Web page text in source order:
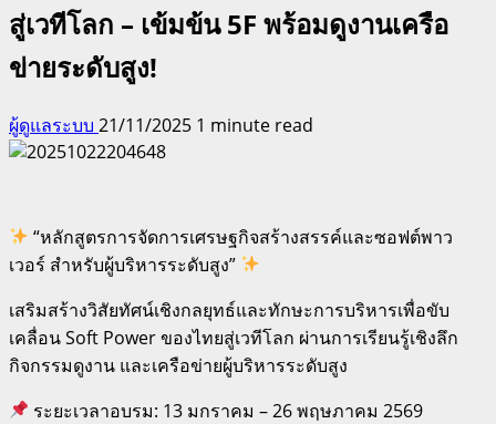
สู่เวทีโลก – เข้มข้น 5F พร้อมดูงานเครือ
ข่ายระดับสูง!
ผู้ดูแลระบบ 21/11/2025 1 minute read
“หลักสูตรการจัดการเศรษฐกิจสร้างสรรค์และซอฟต์พาว
เวอร์ สำหรับผู้บริหารระดับสูง”
เสริมสร้างวิสัยทัศน์เชิงกลยุทธ์และทักษะการบริหารเพื่อขับ
เคลื่อน Soft Power ของไทยสู่เวทีโลก ผ่านการเรียนรู้เชิงลึก
กิจกรรมดูงาน และเครือข่ายผู้บริหารระดับสูง
ระยะเวลาอบรม: 13 มกราคม – 26 พฤษภาคม 2569